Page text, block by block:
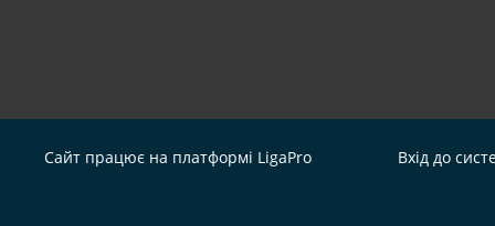
Сайт працює на платформі LigaPro Вхід до